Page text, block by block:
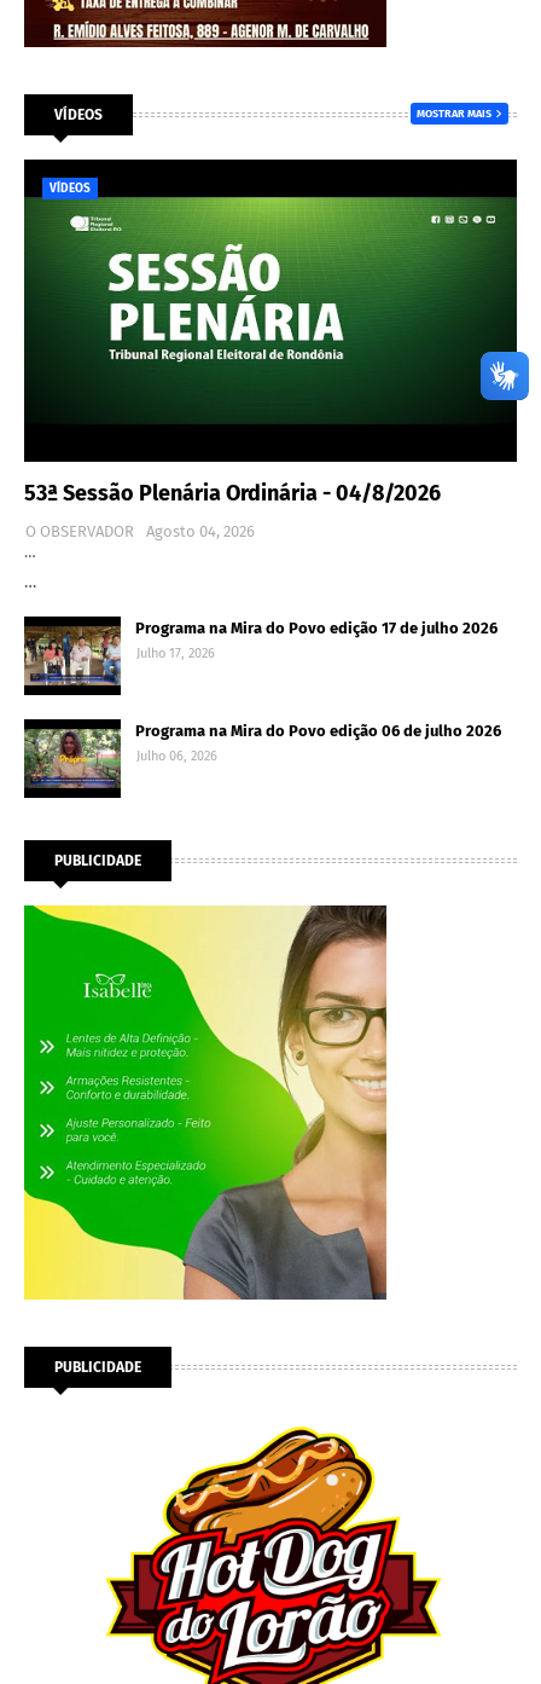
VÍDEOS MOSTRAR MAIS
VÍDEOS
53ª Sessão Plenária Ordinária - 04/8/2026
O OBSERVADOR
Agosto 04, 2026
…
…
Programa na Mira do Povo edição 17 de julho 2026
Julho 17, 2026
Programa na Mira do Povo edição 06 de julho 2026
Julho 06, 2026
PUBLICIDADE
PUBLICIDADE